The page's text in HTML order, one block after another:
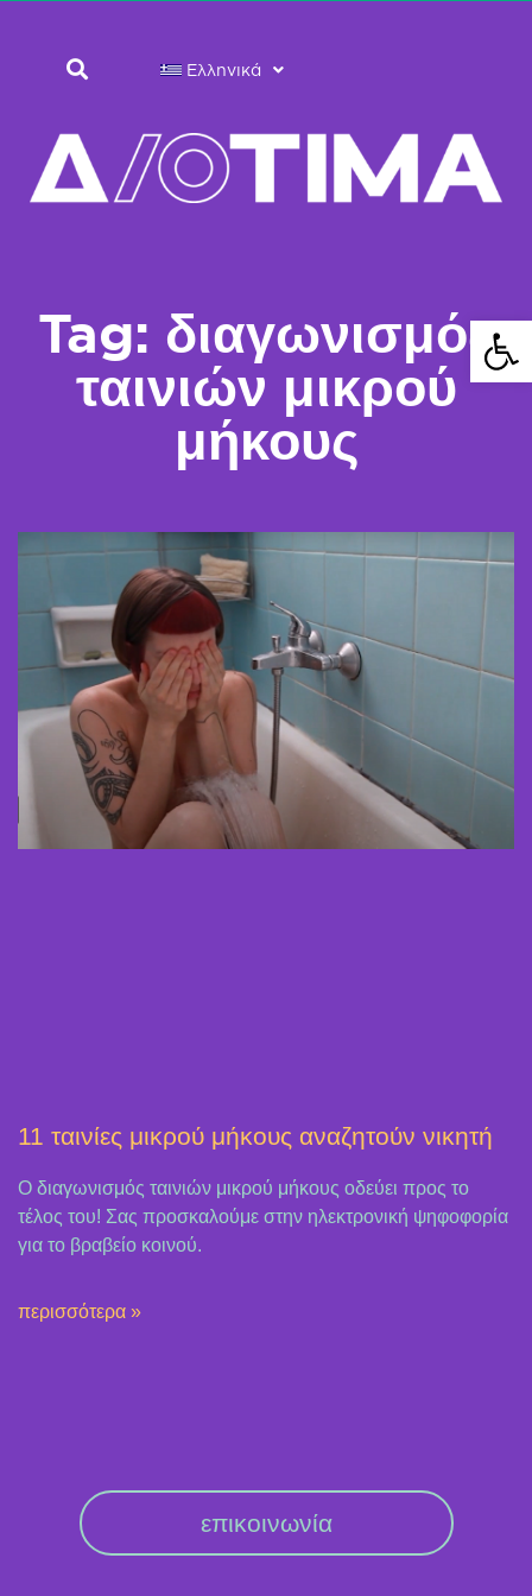
Ελληνικά
Tag: διαγωνισμός
ταινιών μικρού
μήκους
11 ταινίες μικρού μήκους αναζητούν νικητή
Ο διαγωνισμός ταινιών μικρού μήκους οδεύει προς το
τέλος του! Σας προσκαλούμε στην ηλεκτρονική ψηφοφορία
για το βραβείο κοινού.
περισσότερα »
επικοινωνία